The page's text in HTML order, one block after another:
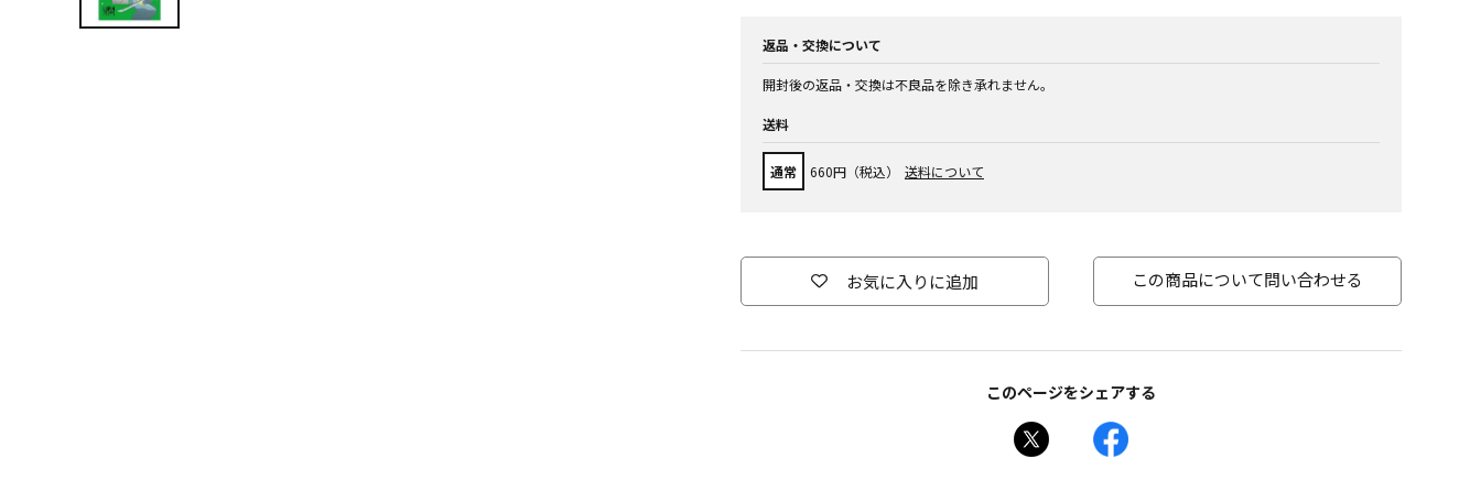
返品・交換について
開封後の返品・交換は不良品を除き承れません。
送料
通常 660円（税込） 送料について
お気に入りに追加 この商品について問い合わせる
このページをシェアする